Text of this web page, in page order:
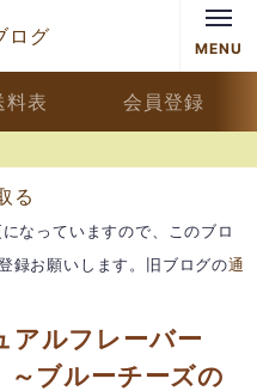
ログ
MENU
料表 会員登録
る
なっていますので、このブロ
録お願いします。旧ブログの通
アルフレーバー
ブルーチーズの